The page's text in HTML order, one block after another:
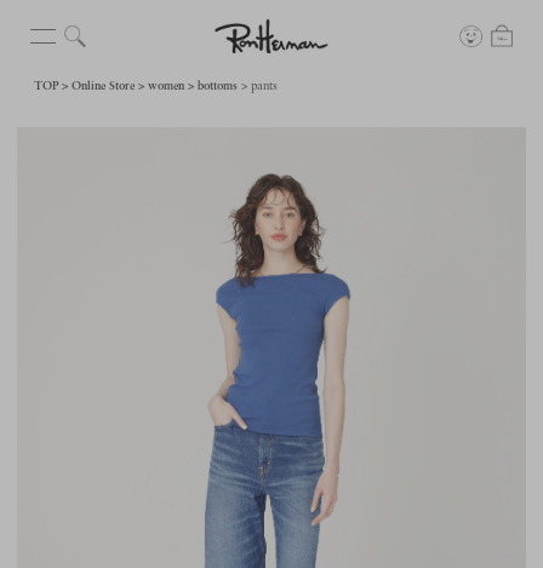
TOP Online Store women bottoms pants